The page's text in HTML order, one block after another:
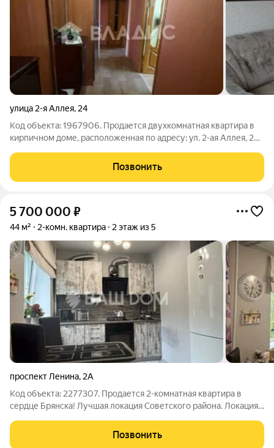
улица 2-я Аллея, 24
Код объекта: 1967906. Продается двухкомнатная квартира в
кирпичном доме, расположенная по адресу: ул. 2-ая Аллея, 24 -
готова к проживанию: выполнен евроремонт с
использованием качественных
Позвонить
5 700 000 ₽
44 м² 2-комн. квартира 2 этаж из 5
проспект Ленина, 2А
Код объекта: 2277307. Продается 2-комнатная квартира в
сердце Брянска! Лучшая локация Советского района. Локация
но в тихом зеленом дворе (птицы поют, шума улиц не слышно).
Идеальная
Позвонить